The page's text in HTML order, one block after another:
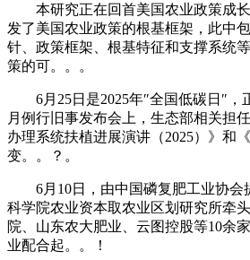
本研究正在回首美国农业政策成长
发了美国农业政策的根基框架，此中
针、政策框架、根基特征和支撑系统
策的可。。。
6月25日是2025年″全国低碳日″，
月例行旧事发布会上，生态部相关担
办理系统扶植进展演讲（2025）》和
变。。？。
6月10日，由中国磷复肥工业协会
科学院农业资本取农业区划研究所牵
院、山东农大肥业、云图控股等10余
业配合起。。！